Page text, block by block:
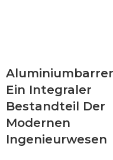
Ein Integraler
Bestandteil Der
Modernen
Ingenieurwesen